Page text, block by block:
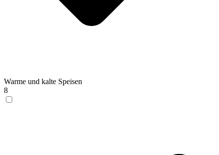
Warme und kalte Speisen
8